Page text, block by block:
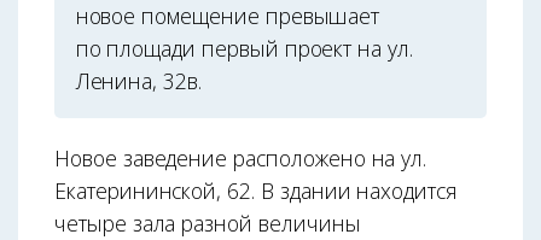
новое помещение превышает
по площади первый проект на ул.
Ленина, 32в.
Новое заведение расположено на ул.
Екатерининской, 62. В здании находится
четыре зала разной величины